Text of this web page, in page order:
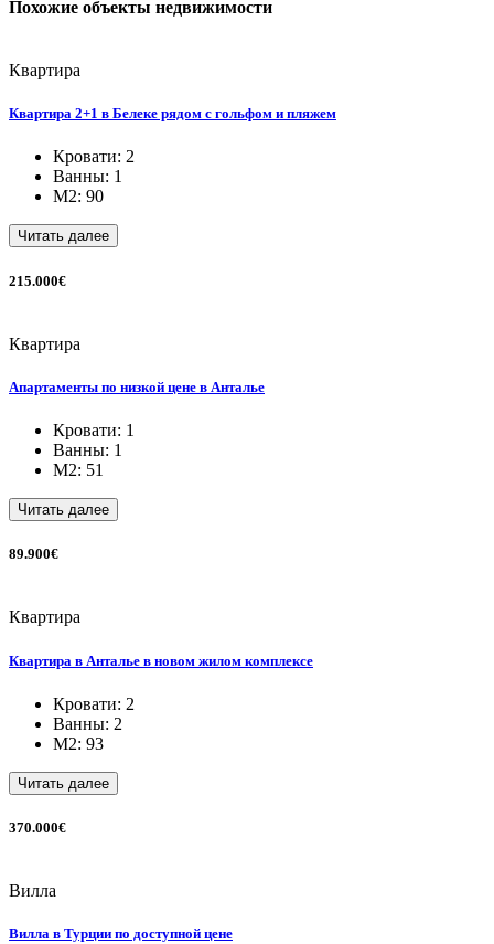
Похожие объекты недвижимости
Квартира
Квартира 2+1 в Белеке рядом с гольфом и пляжем
Кровати: 2
Ванны: 1
M2: 90
Читать далее
215.000€
Квартира
Апартаменты по низкой цене в Анталье
Кровати: 1
Ванны: 1
M2: 51
Читать далее
89.900€
Квартира
Квартира в Анталье в новом жилом комплексе
Кровати: 2
Ванны: 2
M2: 93
Читать далее
370.000€
Вилла
Вилла в Турции по доступной цене